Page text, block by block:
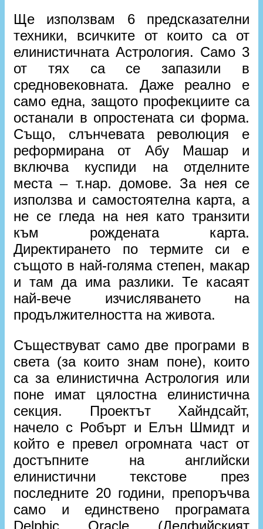
Ще използвам 6 предсказателни
техники, всичките от които са от
елинистичната Астрология. Само 3
от тях са се запазили в
средновековната. Даже реално е
само една, защото профекциите са
останали в опростената си форма.
Също, слънчевата революция е
реформирана от Абу Машар и
включва куспиди на отделните
места – т.нар. домове. За нея се
използва и самостоятелна карта, а
не се гледа на нея като транзити
към рождената карта.
Директирането по термите си е
същото в най-голяма степен, макар
и там да има разлики. Те касаят
най-вече изчисляването на
продължителността на живота.
Съществуват само две програми в
света (за които знам поне), които
са за елинистична Астрология или
поне имат цялостна елинистична
секция. Проектът Хайндсайт,
начело с Робърт и Елън Шмидт и
който е превел огромната част от
достъпните на английски
елинистични текстове през
последните 20 години, препоръчва
само и единствено програмата
Delphic Oracle (Делфийският